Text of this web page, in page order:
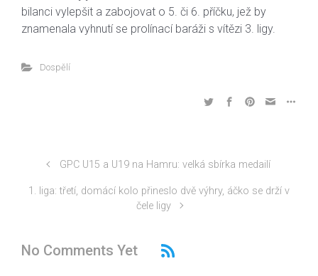
bilanci vylepšit a zabojovat o 5. či 6. příčku, jež by
znamenala vyhnutí se prolínací baráži s vítězi 3. ligy.
Dospělí
GPC U15 a U19 na Hamru: velká sbírka medailí
1. liga: třetí, domácí kolo přineslo dvě výhry, áčko se drží v
čele ligy
No Comments Yet